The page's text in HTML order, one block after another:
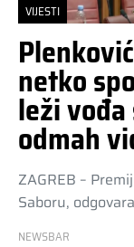
VIJESTI
netko
leži
odmah
ZAGREB –
Saboru,
NEWSBAR